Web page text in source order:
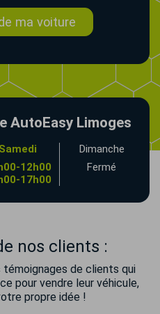
ma voiture
AutoEasy Limoges
Samedi
12h00
17h00
Dimanche
Fermé
nos clients :
de clients qui
pour vendre leur véhicule,
propre idée !